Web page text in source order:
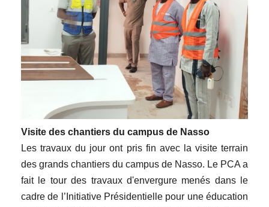
Visite des chantiers du campus de Nasso
Les travaux du jour ont pris fin avec la visite terrain
des grands chantiers du campus de Nasso. Le PCA a
fait le tour des travaux d'envergure menés dans le
cadre de l’Initiative Présidentielle pour une éducation